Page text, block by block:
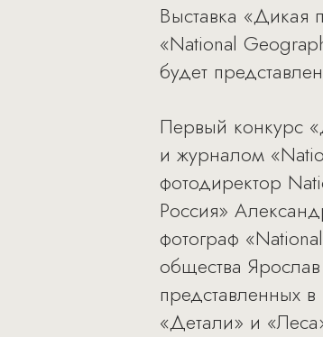
Выставка «Дикая
«National
будет
Первый конкурс
и журналом
фотодиректор
Россия»
фотограф
общества
представленных
«Детали» и